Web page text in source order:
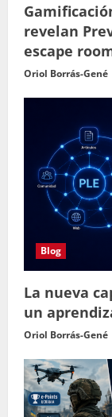
revelan
escape
Oriol Borrás-Gené
Blog
La nueva
un
Oriol Borrás-Gené